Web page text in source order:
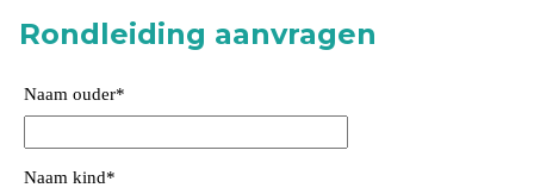
Rondleiding aanvragen
Naam ouder*
Naam kind*